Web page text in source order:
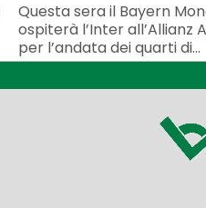
Questa sera il Bayern
ospiterà l’Inter all’Allianz
per l’andata dei quarti di...